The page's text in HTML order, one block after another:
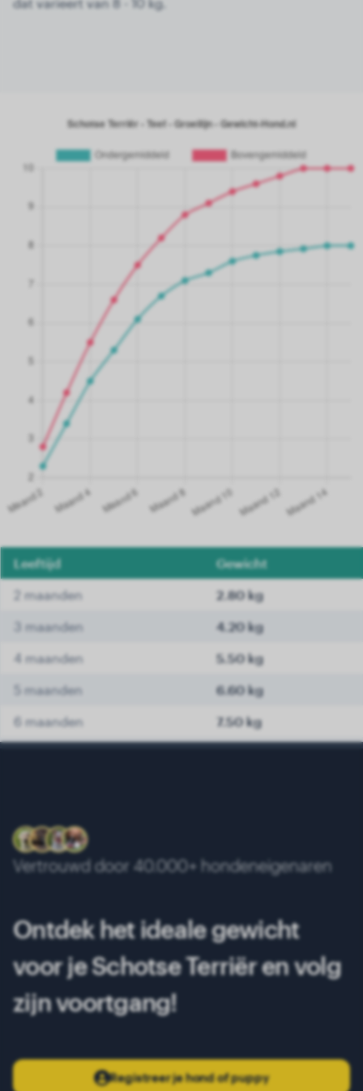
Leeftijd Gewicht
2 maanden 2.80 kg
3 maanden 4.20 kg
4 maanden 5.50 kg
5 maanden 6.60 kg
6 maanden 7.50 kg
10 maanden
13 maanden 10.00 kg
Vertrouwd door 40.000+ hondeneigenaren
Ontdek het ideale gewicht
voor je Schotse Terriër en volg
zijn voortgang!
Registreer je hond of puppy